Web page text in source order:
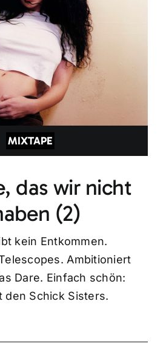
MIXTAPE
das wir nicht
(2)
kein Entkommen.
Ambitioniert
Dare. Einfach schön:
den Schick Sisters.